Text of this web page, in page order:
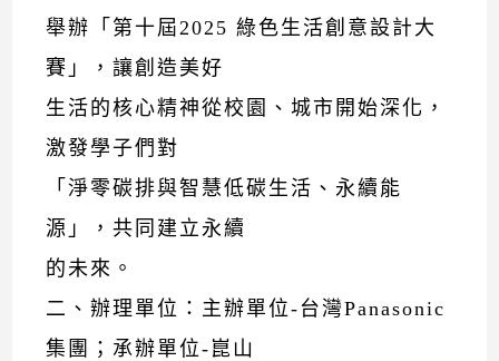
舉辦「第十屆2025 綠色生活創意設計大
賽」，讓創造美好
生活的核心精神從校園、城市開始深化，
激發學子們對
「淨零碳排與智慧低碳生活、永續能
源」，共同建立永續
的未來。
二、辦理單位：主辦單位-台灣Panasonic
集團；承辦單位-崑山